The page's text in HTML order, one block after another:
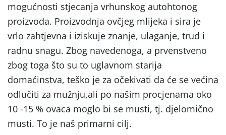
mogućnosti stjecanja vrhunskog autohtonog
proizvoda. Proizvodnja ovčjeg mlijeka i sira je
vrlo zahtjevna i iziskuje znanje, ulaganje, trud i
radnu snagu. Zbog navedenoga, a prvenstveno
zbog toga što su to uglavnom starija
domaćinstva, teško je za očekivati da će se većina
odlučiti za mužnju,ali po našim procjenama oko
10 -15 % ovaca moglo bi se musti, tj. djelomično
musti. To je naš primarni cilj.